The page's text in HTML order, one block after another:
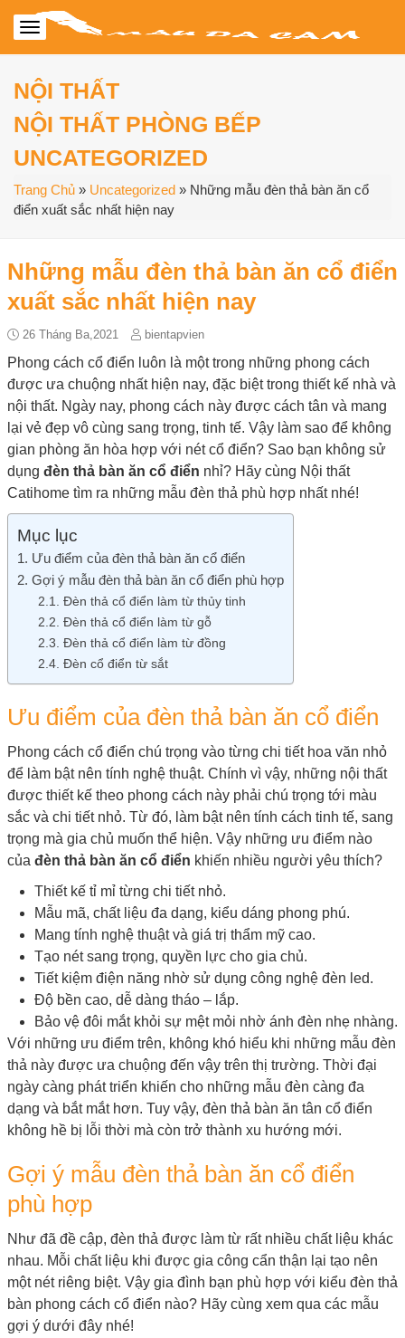
NỘI THẤT
NỘI THẤT PHÒNG BẾP
UNCATEGORIZED
Trang Chủ » Uncategorized » Những mẫu đèn thả bàn ăn cổ
điển xuất sắc nhất hiện nay
Những mẫu đèn thả bàn ăn cổ điển
xuất sắc nhất hiện nay
26 Tháng Ba,2021 bientapvien
Phong cách cổ điển luôn là một trong những phong cách
được ưa chuộng nhất hiện nay, đặc biệt trong thiết kế nhà và
nội thất. Ngày nay, phong cách này được cách tân và mang
lại vẻ đẹp vô cùng sang trọng, tinh tế. Vậy làm sao để không
gian phòng ăn hòa hợp với nét cổ điển? Sao bạn không sử
dụng đèn thả bàn ăn cổ điển nhỉ? Hãy cùng Nội thất
Catihome tìm ra những mẫu đèn thả phù hợp nhất nhé!
Mục lục
Ưu điểm của đèn thả bàn ăn cổ điển
Gợi ý mẫu đèn thả bàn ăn cổ điển phù hợp
Đèn thả cổ điển làm từ thủy tinh
Đèn thả cổ điển làm từ gỗ
Đèn thả cổ điển làm từ đồng
Đèn cổ điển từ sắt
Ưu điểm của đèn thả bàn ăn cổ điển
Phong cách cổ điển chú trọng vào từng chi tiết hoa văn nhỏ
để làm bật nên tính nghệ thuật. Chính vì vậy, những nội thất
được thiết kế theo phong cách này phải chú trọng tới màu
sắc và chi tiết nhỏ. Từ đó, làm bật nên tính cách tinh tế, sang
trọng mà gia chủ muốn thể hiện. Vậy những ưu điểm nào
của đèn thả bàn ăn cổ điển khiến nhiều người yêu thích?
Thiết kế tỉ mỉ từng chi tiết nhỏ.
Mẫu mã, chất liệu đa dạng, kiểu dáng phong phú.
Mang tính nghệ thuật và giá trị thẩm mỹ cao.
Tạo nét sang trọng, quyền lực cho gia chủ.
Tiết kiệm điện năng nhờ sử dụng công nghệ đèn led.
Độ bền cao, dễ dàng tháo – lắp.
Bảo vệ đôi mắt khỏi sự mệt mỏi nhờ ánh đèn nhẹ nhàng.
Với những ưu điểm trên, không khó hiểu khi những mẫu đèn
thả này được ưa chuộng đến vậy trên thị trường. Thời đại
ngày càng phát triển khiến cho những mẫu đèn càng đa
dạng và bắt mắt hơn. Tuy vậy, đèn thả bàn ăn tân cổ điển
không hề bị lỗi thời mà còn trở thành xu hướng mới.
Gợi ý mẫu đèn thả bàn ăn cổ điển
phù hợp
Như đã đề cập, đèn thả được làm từ rất nhiều chất liệu khác
nhau. Mỗi chất liệu khi được gia công cẩn thận lại tạo nên
một nét riêng biệt. Vậy gia đình bạn phù hợp với kiểu đèn thả
bàn phong cách cổ điển nào? Hãy cùng xem qua các mẫu
gợi ý dưới đây nhé!